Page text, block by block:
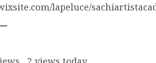
lapeluce/